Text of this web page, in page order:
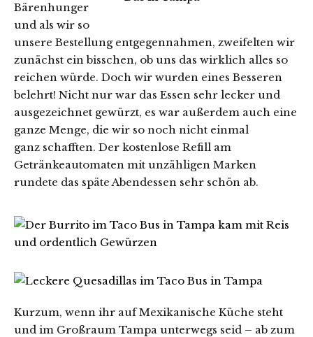
Bärenhunger
und als wir so
unsere Bestellung entgegennahmen, zweifelten wir
zunächst ein bisschen, ob uns das wirklich alles so
reichen würde. Doch wir wurden eines Besseren
belehrt! Nicht nur war das Essen sehr lecker und
ausgezeichnet gewürzt, es war außerdem auch eine
ganze Menge, die wir so noch nicht einmal
ganz schafften. Der kostenlose Refill am
Getränkeautomaten mit unzähligen Marken
rundete das späte Abendessen sehr schön ab.
Kurzum, wenn ihr auf Mexikanische Küche steht
und im Großraum Tampa unterwegs seid – ab zum